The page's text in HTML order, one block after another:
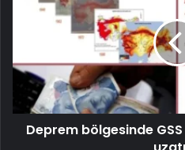
Deprem bölgesinde